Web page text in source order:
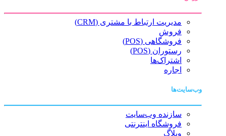
مدیریت ارتباط با مشتری (CRM)
فروش
فروشگاهی (POS)
رستوران (POS)
اشتراک‌ها
اجاره
وب‌سایت‌ها
سازنده وب‌سایت
فروشگاه اینترنتی
وبلاگ